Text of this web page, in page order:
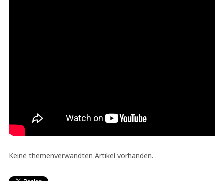
Keine themenverwandten Artikel vorhanden.